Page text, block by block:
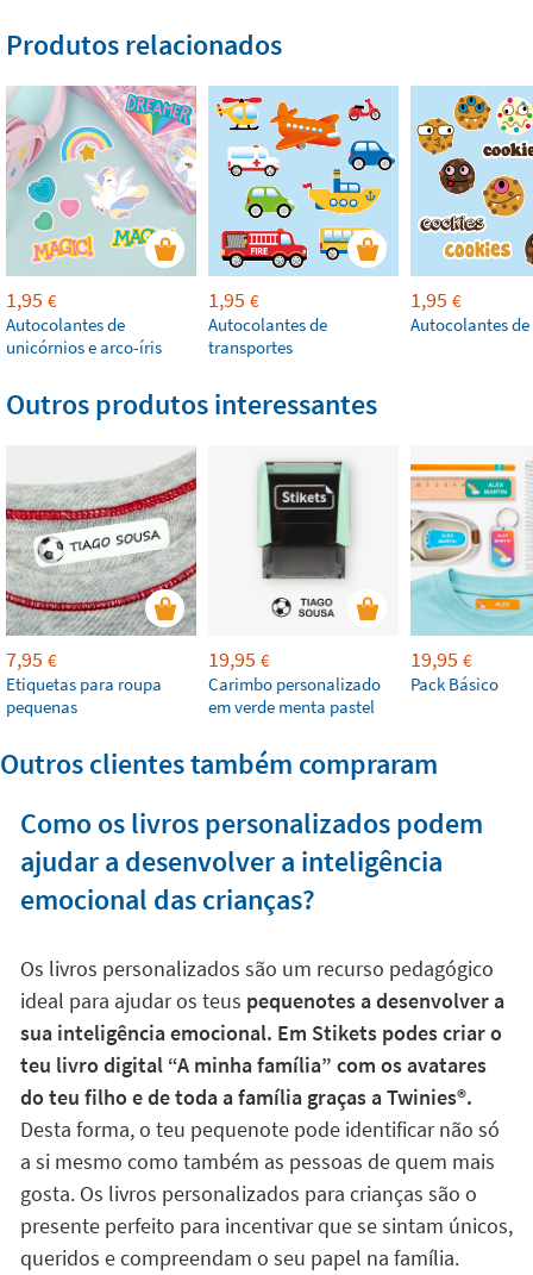
Produtos relacionados
1,95 €
Autocolantes de
unicórnios e arco-íris
1,95 €
Autocolantes de
transportes
1,95 €
Autocolantes
Outros produtos interessantes
7,95 €
Etiquetas para roupa
pequenas
19,95 €
Carimbo personalizado
em verde menta pastel
19,95 €
Pack Básico
Outros clientes também compraram
Como os livros personalizados podem
ajudar a desenvolver a inteligência
emocional das crianças?
Os livros personalizados são um recurso pedagógico
ideal para ajudar os teus pequenotes a desenvolver a
sua inteligência emocional. Em Stikets podes criar o
teu livro digital “A minha família” com os avatares
do teu filho e de toda a família graças a Twinies®️.
Desta forma, o teu pequenote pode identificar não só
a si mesmo como também as pessoas de quem mais
gosta. Os livros personalizados para crianças são o
presente perfeito para incentivar que se sintam únicos,
queridos e compreendam o seu papel na família.